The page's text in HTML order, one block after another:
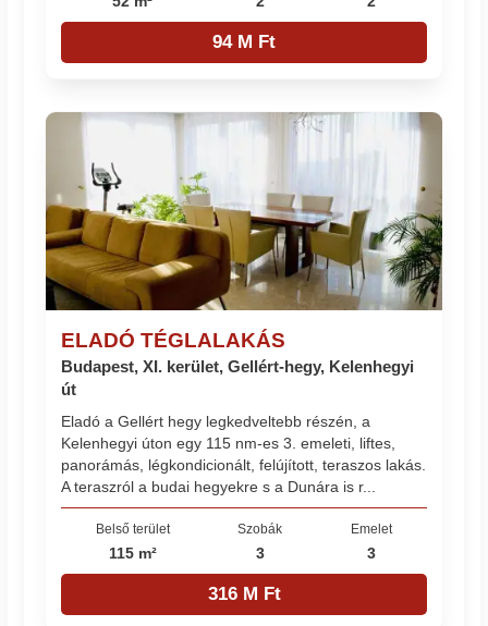
94 M Ft
ELADÓ TÉGLALAKÁS
Budapest, XI. kerület, Gellért-hegy, Kelenhegyi
út
Eladó a Gellért hegy legkedveltebb részén, a
Kelenhegyi úton egy 115 nm-es 3. emeleti, liftes,
panorámás, légkondicionált, felújított, teraszos lakás.
A teraszról a budai hegyekre s a Dunára is r...
Belső terület
115 m²
Szobák
3
Emelet
3
316 M Ft